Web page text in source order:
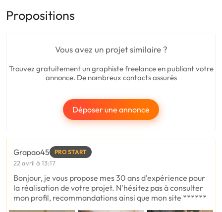
Propositions
Vous avez un projet similaire ?
Trouvez gratuitement un graphiste freelance en publiant votre
annonce. De nombreux contacts assurés
Déposer une annonce
Grapao45 PRO START
22 avril à 13:17
Bonjour, je vous propose mes 30 ans d'expérience pour
la réalisation de votre projet. N'hésitez pas à consulter
mon profil, recommandations ainsi que mon site ******